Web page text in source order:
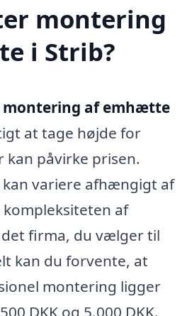
montering
i Strib?
montering af emhætte
at tage højde for
påvirke prisen.
variere afhængigt af
af
firma, du vælger til
kan du forvente, at
montering ligger